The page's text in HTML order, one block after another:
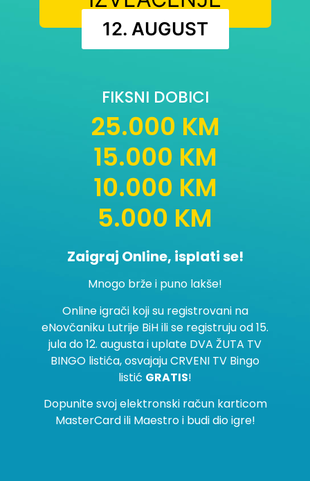
12. AUGUST
FIKSNI DOBICI
25.000 KM
15.000 KM
10.000 KM
5.000 KM
Zaigraj Online, isplati se!
Mnogo brže i puno lakše!
Online igrači koji su registrovani na
eNovčaniku Lutrije BiH ili se registruju od 15.
jula do 12. augusta i uplate DVA ŽUTA TV
BINGO listića, osvajaju CRVENI TV Bingo
listić GRATIS!
Dopunite svoj elektronski račun karticom
MasterCard ili Maestro i budi dio igre!